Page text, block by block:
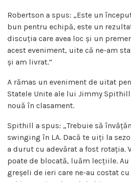
Robertson a spus: „Este un
bun pentru echipă, este un
discuția care avea loc și un
acest eveniment, uite că ne-am
și am livrat.”
A rămas un eveniment de uitat
Statele Unite ale lui Jimmy
nouă în clasament.
Spithill a spus: „Trebuie să
swinging în LA. Dacă te uiți la
a durut cu adevărat a fost rotația.
poate de blocată, luăm lecțiile.
greșeli de ieri care ne-au costat